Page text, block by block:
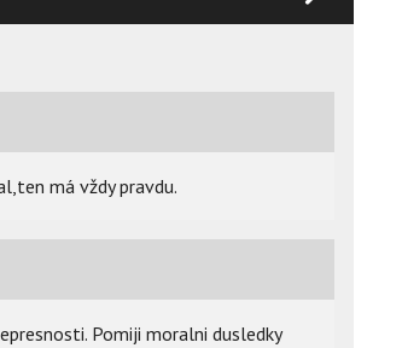
má vždy pravdu.
Pomiji moralni dusledky